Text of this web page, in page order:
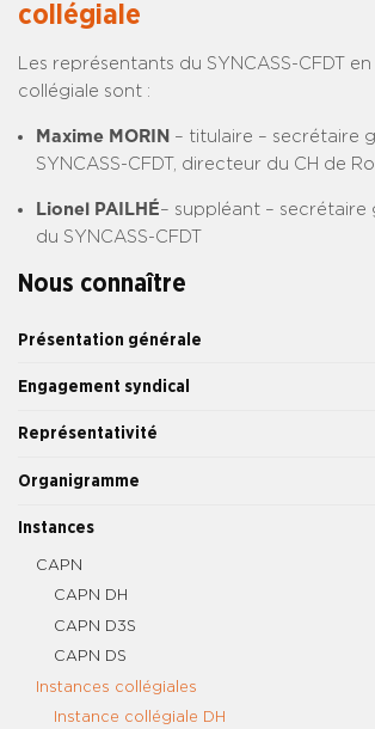
Nous connaître
Présentation générale
Engagement syndical
Représentativité
Organigramme
Instances
CAPN
CAPN DH
CAPN D3S
CAPN DS
Instances collégiales
Instance collégiale DH
collégiale
Les représentants du SYNCASS-CFDT
collégiale sont :
Maxime MORIN – titulaire – secrétaire
SYNCASS-CFDT, directeur du CH de
Lionel PAILHÉ– suppléant – secrétaire
du SYNCASS-CFDT